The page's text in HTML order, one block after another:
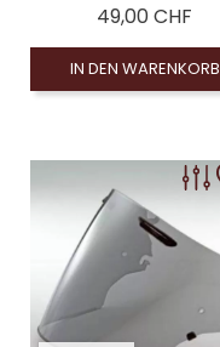
49,00 CHF
IN DEN WARENKORB